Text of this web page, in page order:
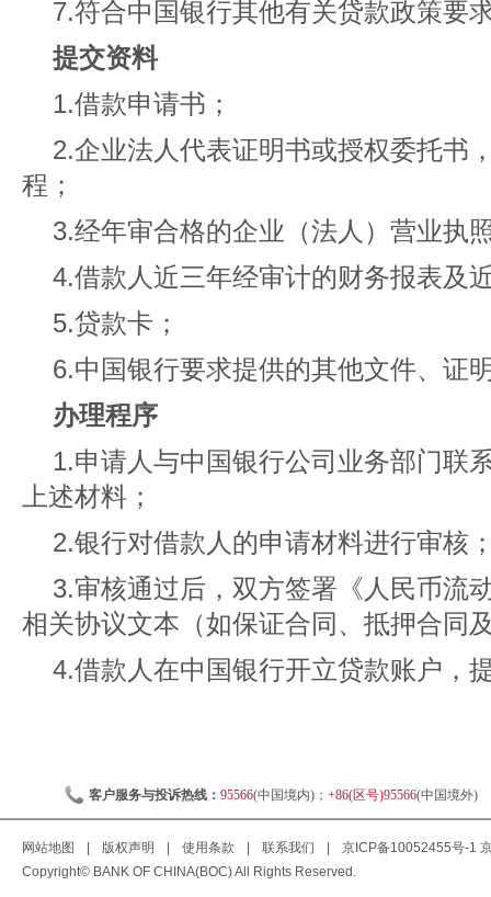
7.符合中国银行其他有关贷款政策要
提交资料
1.借款申请书；
2.企业法人代表证明书或授权委托书
程；
3.经年审合格的企业（法人）营业执
4.借款人近三年经审计的财务报表及
5.贷款卡；
6.中国银行要求提供的其他文件、证
办理程序
1.申请人与中国银行公司业务部门联
上述材料；
2.银行对借款人的申请材料进行审核
3.审核通过后，双方签署《人民币流
相关协议文本（如保证合同、抵押合同
4.借款人在中国银行开立贷款账户，
客户服务与投诉热线： 95566(中国境内)； +86(区号)95566(中国境外)
网站地图 版权声明 使用条款 联系我们 京ICP备10052455号-1
Copyright© BANK OF CHINA(BOC) All Rights Reserved.